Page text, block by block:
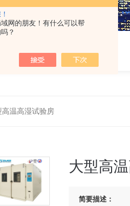
网的朋友！有什么可以帮
？
高温高湿试验房
大型高
简要描述：